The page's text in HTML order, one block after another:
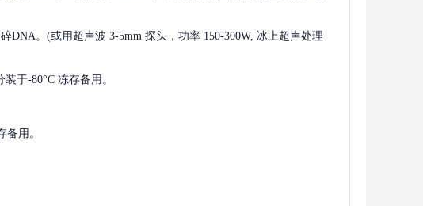
DNA。(或用超声波 3-5mm 探头，功率 150-300W, 冰上超声处理
于-80°C 冻存备用。
用。